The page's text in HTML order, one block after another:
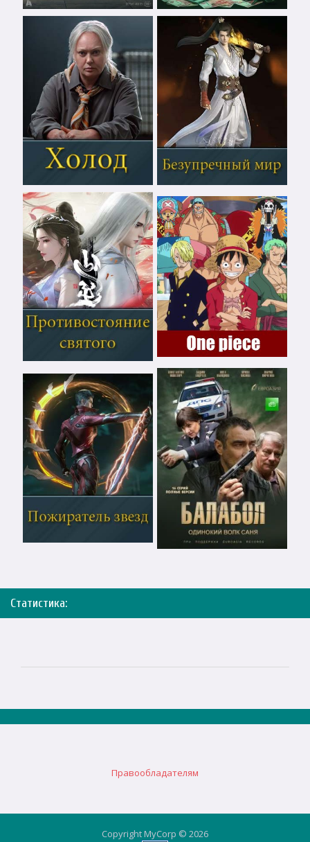
Статистика:
Правообладателям
Copyright MyCorp © 2026